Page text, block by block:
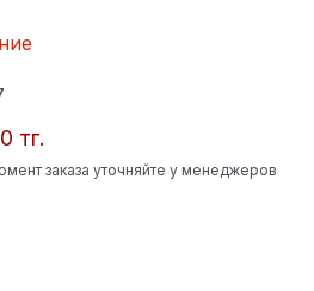
тг.
заказа уточняйте у менеджеров